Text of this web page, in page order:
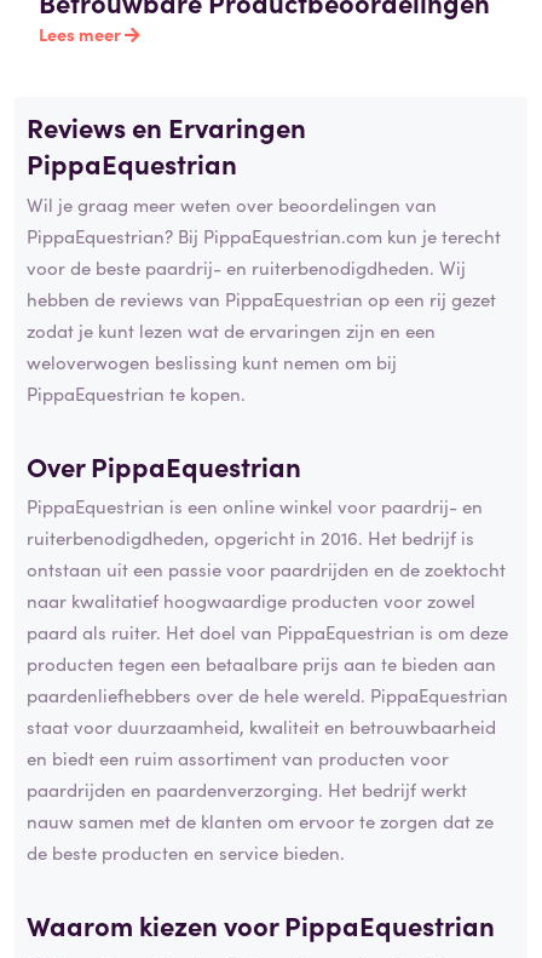
Lees meer
Reviews en Ervaringen
PippaEquestrian
Wil je graag meer weten over beoordelingen van
PippaEquestrian? Bij PippaEquestrian.com kun je terecht
voor de beste paardrij- en ruiterbenodigdheden. Wij
hebben de reviews van PippaEquestrian op een rij gezet
zodat je kunt lezen wat de ervaringen zijn en een
weloverwogen beslissing kunt nemen om bij
PippaEquestrian te kopen.
Over PippaEquestrian
PippaEquestrian is een online winkel voor paardrij- en
ruiterbenodigdheden, opgericht in 2016. Het bedrijf is
ontstaan uit een passie voor paardrijden en de zoektocht
naar kwalitatief hoogwaardige producten voor zowel
paard als ruiter. Het doel van PippaEquestrian is om deze
producten tegen een betaalbare prijs aan te bieden aan
paardenliefhebbers over de hele wereld. PippaEquestrian
staat voor duurzaamheid, kwaliteit en betrouwbaarheid
en biedt een ruim assortiment van producten voor
paardrijden en paardenverzorging. Het bedrijf werkt
nauw samen met de klanten om ervoor te zorgen dat ze
de beste producten en service bieden.
Waarom kiezen voor PippaEquestrian